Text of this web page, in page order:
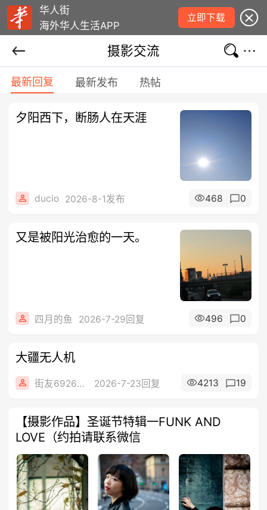
华人街
海外华人生活APP
立即下载
摄影交流
最新回复 最新发布 热帖
夕阳西下，断肠人在天涯
ducio 2026-8-1发布 468 0
又是被阳光治愈的一天。
四月的鱼 2026-7-29回复 496 0
大疆无人机
街友69269262 2026-7-23回复 4213 19
【摄影作品】圣诞节特辑一FUNK AND
LOVE（约拍请联系微信